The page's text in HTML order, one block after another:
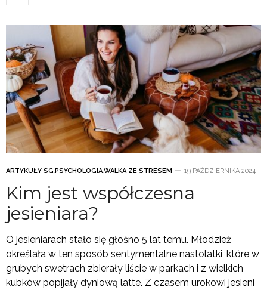
ARTYKUŁY SG,PSYCHOLOGIA,WALKA ZE STRESEM 19 PAŹDZIERNIKA 2024
Kim jest współczesna
jesieniara?
O jesieniarach stało się głośno 5 lat temu. Młodzież
określała w ten sposób sentymentalne nastolatki, które w
grubych swetrach zbierały liście w parkach i z wielkich
kubków popijały dyniową latte. Z czasem urokowi jesieni